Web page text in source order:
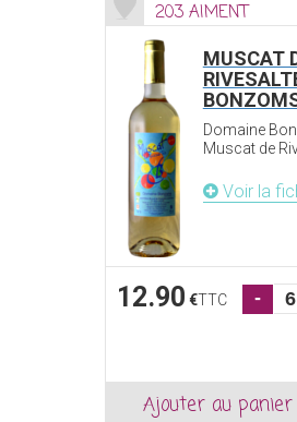
203 AIMENT
MUSCAT
Domaine
Muscat de
Voir la
12.90 €TTC -
Ajouter au panier